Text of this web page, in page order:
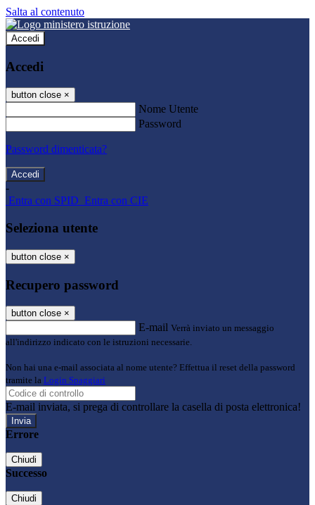
Salta al contenuto
Accedi
Accedi
button close ×
Nome Utente
Password
Password dimenticata?
-
Entra con SPID Entra con CIE
Seleziona utente
button close ×
Recupero password
button close ×
E-mail Verrà inviato un messaggio
all'indirizzo indicato con le istruzioni necessarie.
Non hai una e-mail associata al nome utente? Effettua il reset della password
tramite la Login Spaggiari
E-mail inviata, si prega di controllare la casella di posta elettronica!
Errore
Chiudi
Successo
Chiudi